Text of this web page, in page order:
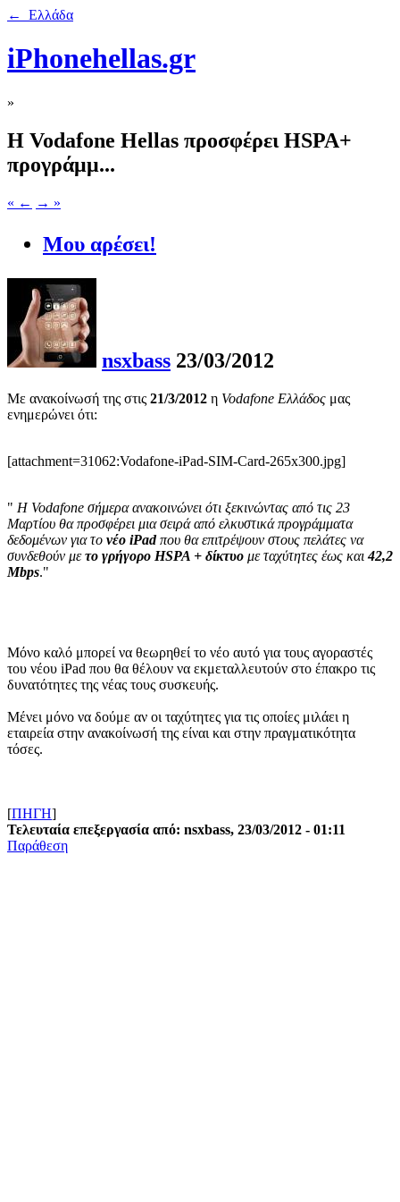
← Ελλάδα
iPhonehellas.gr
»
Η Vodafone Hellas προσφέρει HSPA+
προγράμμ...
« ← → »
Μου αρέσει!
nsxbass 23/03/2012
Με ανακοίνωσή της στις 21/3/2012 η Vodafone Ελλάδος μας
ενημερώνει ότι:
[attachment=31062:Vodafone-iPad-SIM-Card-265x300.jpg]
" H Vodafone σήμερα ανακοινώνει ότι ξεκινώντας από τις 23
Μαρτίου θα προσφέρει μια σειρά από ελκυστικά προγράμματα
δεδομένων για το νέο iPadπου θα επιτρέψουν στους πελάτες να
συνδεθούν μετο γρήγορο HSPA + δίκτυο με ταχύτητες έως και42,2
Mbps."
Μόνο καλό μπορεί να θεωρηθεί το νέο αυτό για τους αγοραστές
του νέου iPad που θα θέλουν να εκμεταλλευτούν στο έπακρο τις
δυνατότητες της νέας τους συσκευής.
Μένει μόνο να δούμε αν οι ταχύτητες για τις οποίες μιλάει η
εταιρεία στην ανακοίνωσή της είναι και στην πραγματικότητα
τόσες.
[ΠΗΓΗ]
Τελευταία επεξεργασία από: nsxbass, 23/03/2012 - 01:11
Παράθεση